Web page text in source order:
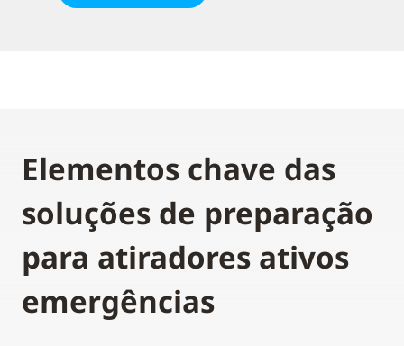
Elementos chave das
soluções de preparação
para atiradores ativos
emergências